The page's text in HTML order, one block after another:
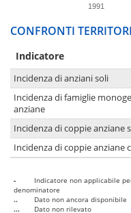
1991
CONFRONTI
Indicatore
Incidenza di anziani soli
Incidenza di famiglie
anziane
Incidenza di coppie anziane
Incidenza di coppie anziane
-
Indicatore non applicabile
denominatore
..
Dato non ancora disponibile
...
Dato non rilevato